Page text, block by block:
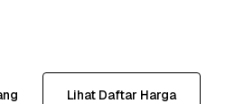
Lihat Daftar Harga